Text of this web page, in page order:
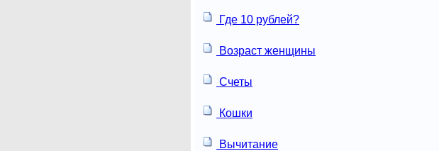
Где 10 рублей?
Возраст женщины
Счеты
Кошки
Вычитание